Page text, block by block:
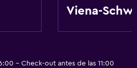
Viena-
- Check-out antes de las 11:00